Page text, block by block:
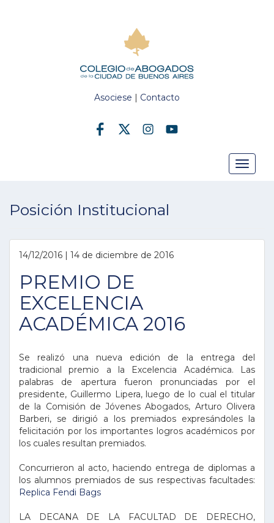
Asociese | Contacto
Toggle
Posición Institucional
14/12/2016 | 14 de diciembre de 2016
PREMIO DE
EXCELENCIA
ACADÉMICA 2016
Se realizó una nueva edición de la entrega del
tradicional premio a la Excelencia Académica. Las
palabras de apertura fueron pronunciadas por el
presidente, Guillermo Lipera, luego de lo cual el titular
de la Comisión de Jóvenes Abogados, Arturo Olivera
Barberi, se dirigió a los premiados expresándoles la
felicitación por los importantes logros académicos por
los cuales resultan premiados.
Concurrieron al acto, haciendo entrega de diplomas a
los alumnos premiados de sus respectivas facultades:
Replica Fendi Bags
LA DECANA DE LA FACULTAD DE DERECHO,